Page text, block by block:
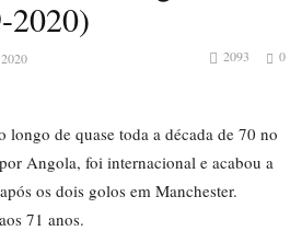
2020)
0
2093
de quase toda a década de 70 no
Angola, foi internacional e acabou a
os dois golos em Manchester.
71 anos.